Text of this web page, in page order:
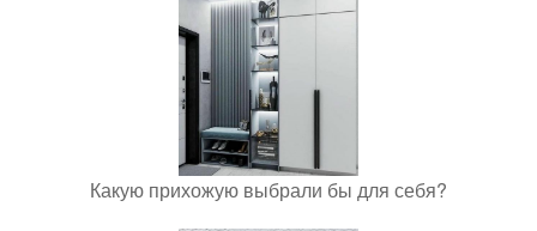
Какую прихожую выбрали бы для себя?